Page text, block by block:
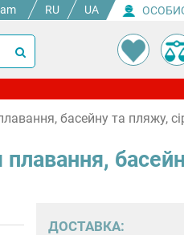
RU UA
басейну та пляжу,
плавання,
ДОСТАВКА: